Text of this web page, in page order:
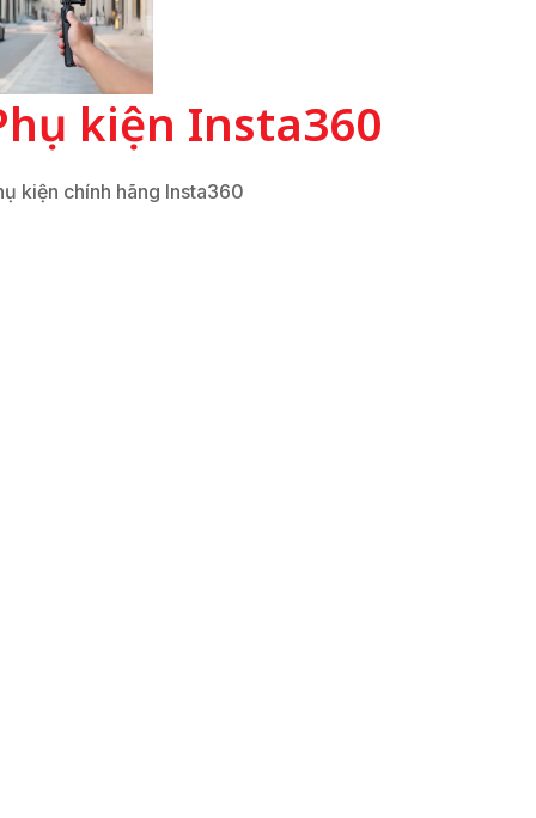
kiện Insta360
kiện chính hãng Insta360